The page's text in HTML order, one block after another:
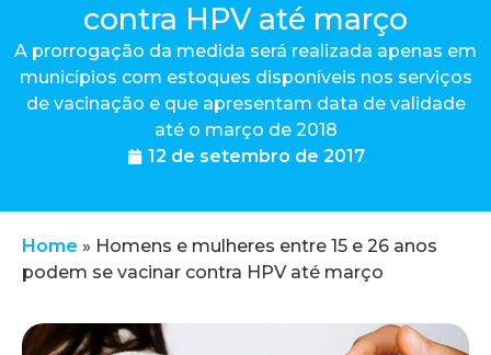
contra HPV até março
A prorrogação da medida será realizada apenas em
municípios com estoques disponíveis nos serviços
de vacinação e que apresentam data de validade
até o março de 2018
12 de setembro de 2017
Home » Homens e mulheres entre 15 e 26 anos
podem se vacinar contra HPV até março